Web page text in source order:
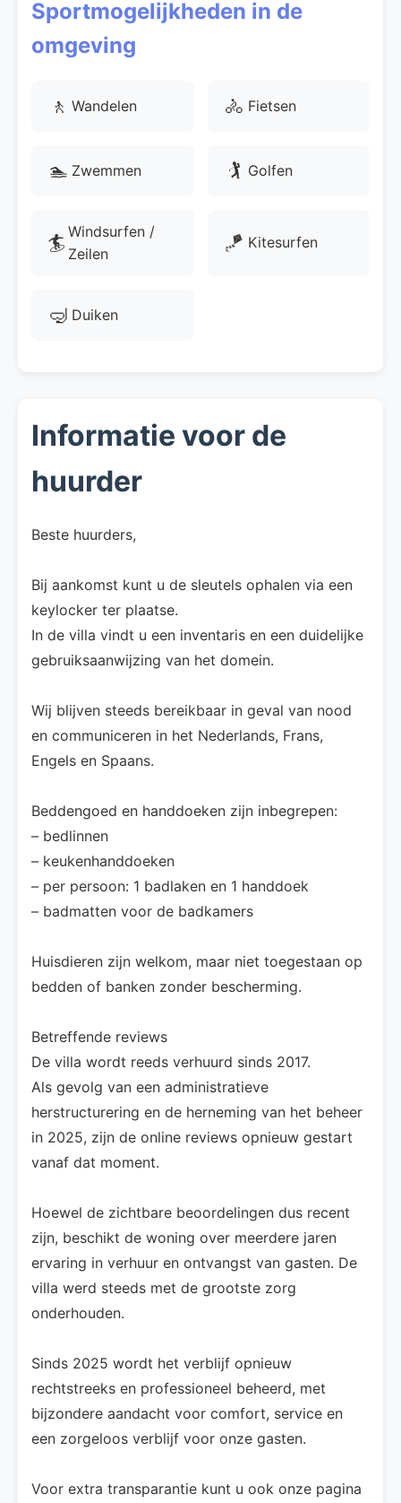
Sportmogelijkheden in de
omgeving
🚶 Wandelen 🚴 Fietsen
🏊 Zwemmen 🏌 Golfen
🏄
Windsurfen /
Zeilen
🪁 Kitesurfen
🤿 Duiken
Informatie voor de
huurder
Beste huurders,
Bij aankomst kunt u de sleutels ophalen via een
keylocker ter plaatse.
In de villa vindt u een inventaris en een duidelijke
gebruiksaanwijzing van het domein.
Wij blijven steeds bereikbaar in geval van nood
en communiceren in het Nederlands, Frans,
Engels en Spaans.
Beddengoed en handdoeken zijn inbegrepen:
– bedlinnen
– keukenhanddoeken
– per persoon: 1 badlaken en 1 handdoek
– badmatten voor de badkamers
Huisdieren zijn welkom, maar niet toegestaan op
bedden of banken zonder bescherming.
Betreffende reviews
De villa wordt reeds verhuurd sinds 2017.
Als gevolg van een administratieve
herstructurering en de herneming van het beheer
in 2025, zijn de online reviews opnieuw gestart
vanaf dat moment.
Hoewel de zichtbare beoordelingen dus recent
zijn, beschikt de woning over meerdere jaren
ervaring in verhuur en ontvangst van gasten. De
villa werd steeds met de grootste zorg
onderhouden.
Sinds 2025 wordt het verblijf opnieuw
rechtstreeks en professioneel beheerd, met
bijzondere aandacht voor comfort, service en
een zorgeloos verblijf voor onze gasten.
Voor extra transparantie kunt u ook onze pagina